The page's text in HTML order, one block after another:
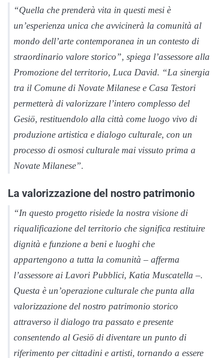
“Quella che prenderà vita in questi mesi è
un’esperienza unica che avvicinerà la comunità al
mondo dell’arte contemporanea in un contesto di
straordinario valore storico”, spiega l’assessore alla
Promozione del territorio, Luca David. “La sinergia
tra il Comune di Novate Milanese e Casa Testori
permetterà di valorizzare l’intero complesso del
Gesiö, restituendolo alla città come luogo vivo di
produzione artistica e dialogo culturale, con un
processo di osmosi culturale mai vissuto prima a
Novate Milanese”.
La valorizzazione del nostro patrimonio
“In questo progetto risiede la nostra visione di
riqualificazione del territorio che significa restituire
dignità e funzione a beni e luoghi che
appartengono a tutta la comunità – afferma
l’assessore ai Lavori Pubblici, Katia Muscatella –.
Questa è un’operazione culturale che punta alla
valorizzazione del nostro patrimonio storico
attraverso il dialogo tra passato e presente
consentendo al Gesiö di diventare un punto di
riferimento per cittadini e artisti, tornando a essere